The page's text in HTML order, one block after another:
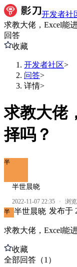
开发者社
求教大佬，Excel能
回答
收藏
开发者社区>
问答>
详情>
求教大佬
择吗？
半
半世晨晓
2022-11-07 22:35 · 浏览
半 半世晨晓 发布于
求教大佬，Excel能
收藏
全部回答 （1 ）